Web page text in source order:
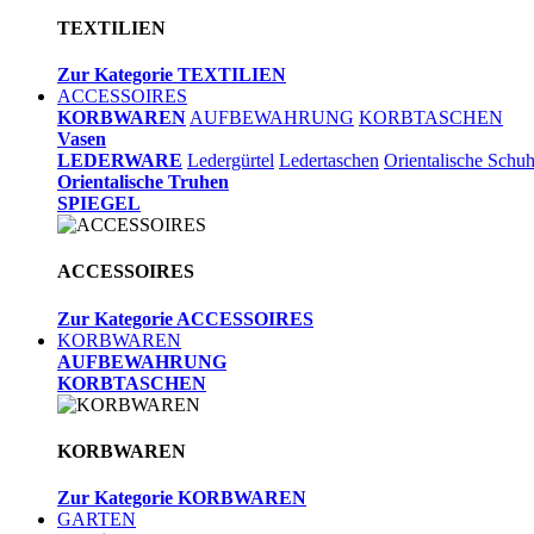
TEXTILIEN
Zur Kategorie TEXTILIEN
ACCESSOIRES
KORBWAREN AUFBEWAHRUNG KORBTASCHEN
Vasen
LEDERWARE Ledergürtel Ledertaschen Orientalische
Orientalische Truhen
SPIEGEL
ACCESSOIRES
Zur Kategorie ACCESSOIRES
KORBWAREN
AUFBEWAHRUNG
KORBTASCHEN
KORBWAREN
Zur Kategorie KORBWAREN
GARTEN